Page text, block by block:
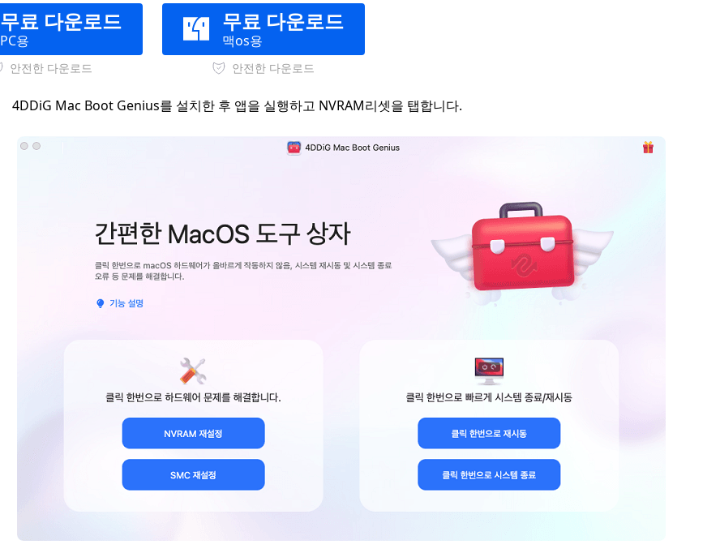
무료 다운로드
PC용
안전한 다운로드
무료 다운로드
맥os용
안전한 다운로드
4DDiG Mac Boot Genius를 설치한 후 앱을 실행하고 NVRAM리셋을 탭합니다.